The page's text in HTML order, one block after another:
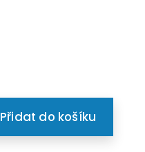
Přidat do košíku